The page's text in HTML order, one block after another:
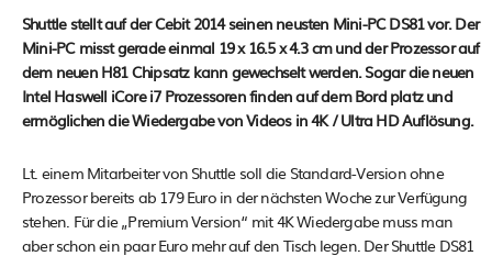
Shuttle stellt auf der Cebit 2014 seinen neusten Mini-PC DS81 vor. Der
Mini-PC misst gerade einmal 19 x 16.5 x 4.3 cm und der Prozessor auf
dem neuen H81 Chipsatz kann gewechselt werden. Sogar die neuen
Intel Haswell iCore i7 Prozessoren finden auf dem Bord platz und
ermöglichen die Wiedergabe von Videos in 4K / Ultra HD Auflösung.
Lt. einem Mitarbeiter von Shuttle soll die Standard-Version ohne
Prozessor bereits ab 179 Euro in der nächsten Woche zur Verfügung
stehen. Für die „Premium Version“ mit 4K Wiedergabe muss man
aber schon ein paar Euro mehr auf den Tisch legen. Der Shuttle DS81